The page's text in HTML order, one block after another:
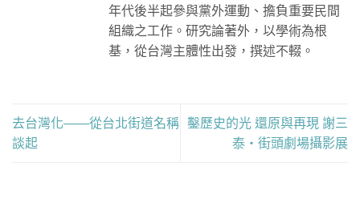
年代後半起參與黨外運動、擔負重要民間
組織之工作。研究論著外，以學術為根
基，從台灣主體性出發，撰述不輟。
去台灣化——從台北街道名稱
談起
鑿歷史的光 還原與再現 謝三
泰・街頭劇場攝影展